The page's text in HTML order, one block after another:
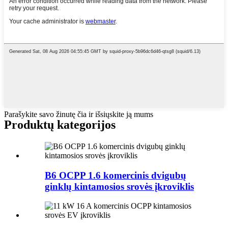
Parašykite savo žinutę čia ir išsiųskite ją mums
Produktų kategorijos
B6 OCPP 1.6 komercinis dvigubų
ginklų kintamosios srovės įkroviklis